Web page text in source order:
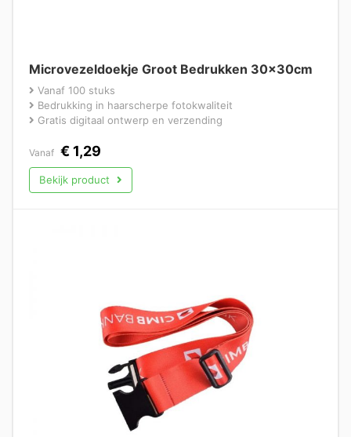
Microvezeldoekje Groot Bedrukken 30x30cm
Vanaf 100 stuks
Bedrukking in haarscherpe fotokwaliteit
Gratis digitaal ontwerp en verzending
Vanaf € 1,29
Bekijk product